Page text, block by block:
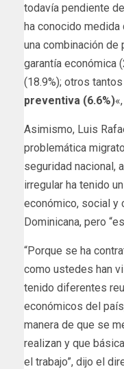
todavía pendiente
ha conocido medida
una combinación de
garantía económica
(18.9%); otros
preventiva (6.6%)
Asimismo, Luis
problemática
seguridad nacional,
irregular ha tenido
económico, social y
Dominicana, pero
“Porque se ha
como ustedes han
tenido diferentes
económicos del
manera de que se
realizan y que
el trabajo”, dijo el